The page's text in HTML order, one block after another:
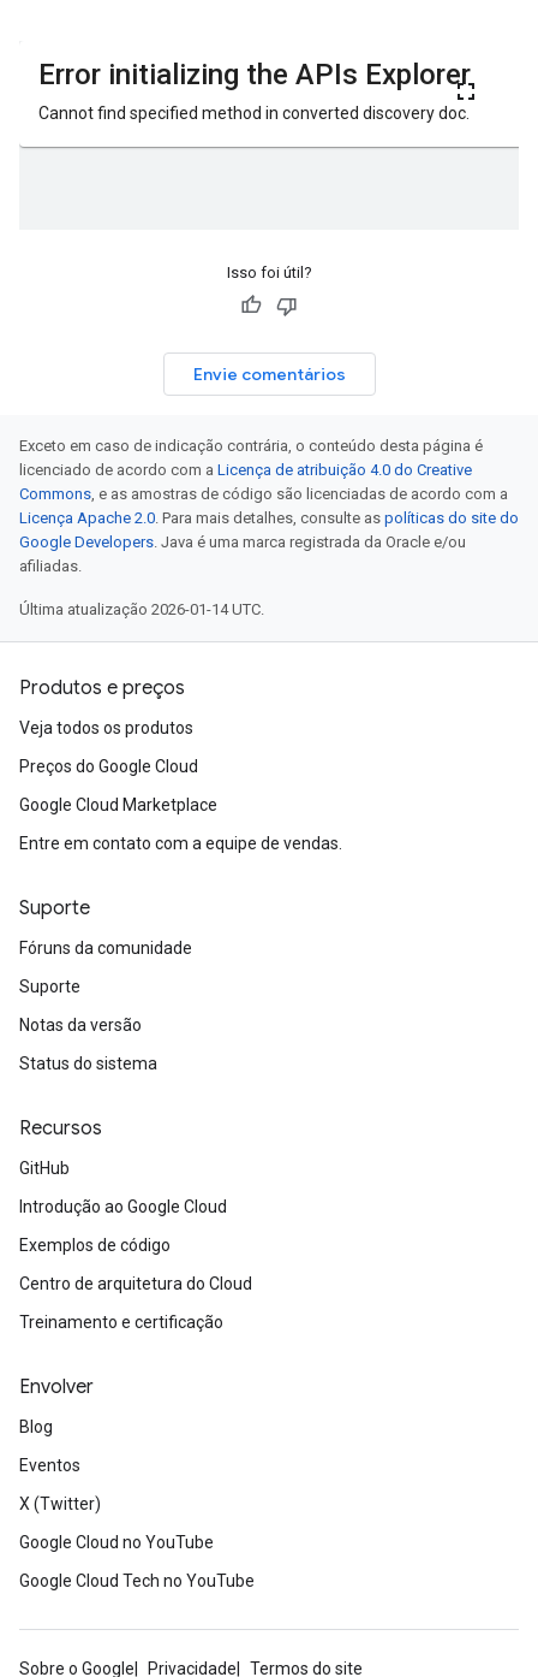
Isso foi útil?
Envie comentários
Exceto em caso de indicação contrária, o conteúdo desta página é
licenciado de acordo com a Licença de atribuição 4.0 do Creative
Commons, e as amostras de código são licenciadas de acordo com a
Licença Apache 2.0. Para mais detalhes, consulte as políticas do site do
Google Developers. Java é uma marca registrada da Oracle e/ou
afiliadas.
Última atualização 2026-01-14 UTC.
Produtos e preços
Veja todos os produtos
Preços do Google Cloud
Google Cloud Marketplace
Entre em contato com a equipe de vendas.
Suporte
Fóruns da comunidade
Suporte
Notas da versão
Status do sistema
Recursos
GitHub
Introdução ao Google Cloud
Exemplos de código
Centro de arquitetura do Cloud
Treinamento e certificação
Envolver
Blog
Eventos
X (Twitter)
Google Cloud no YouTube
Google Cloud Tech no YouTube
Sobre o Google Privacidade Termos do site